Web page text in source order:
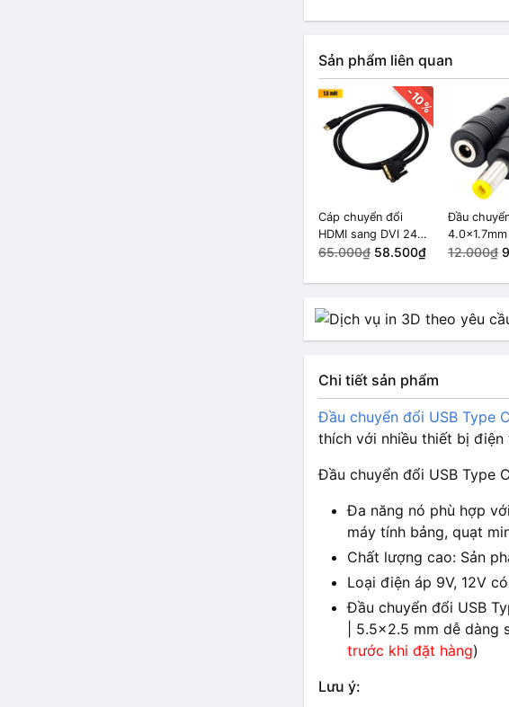
Sản phẩm liên quan
-10%
Cáp chuyển đổi
HDMI sang DVI 24+1
1.5 mét
65.000₫ 58.500₫
Đầu
5.5x2.5mm
12.000₫
Chi tiết sản phẩm
Đầu chuyển đổi USB Type
thích với nhiều thiết bị điện
Đầu chuyển đổi USB Type
Đa năng nó phù hợp
máy tính bảng, quạt
Chất lượng cao: Sản
Loại điện áp 9V, 12V
Đầu chuyển đổi USB
| 5.5×2.5 mm dễ dàng
trước khi đặt hàng)
Lưu ý: